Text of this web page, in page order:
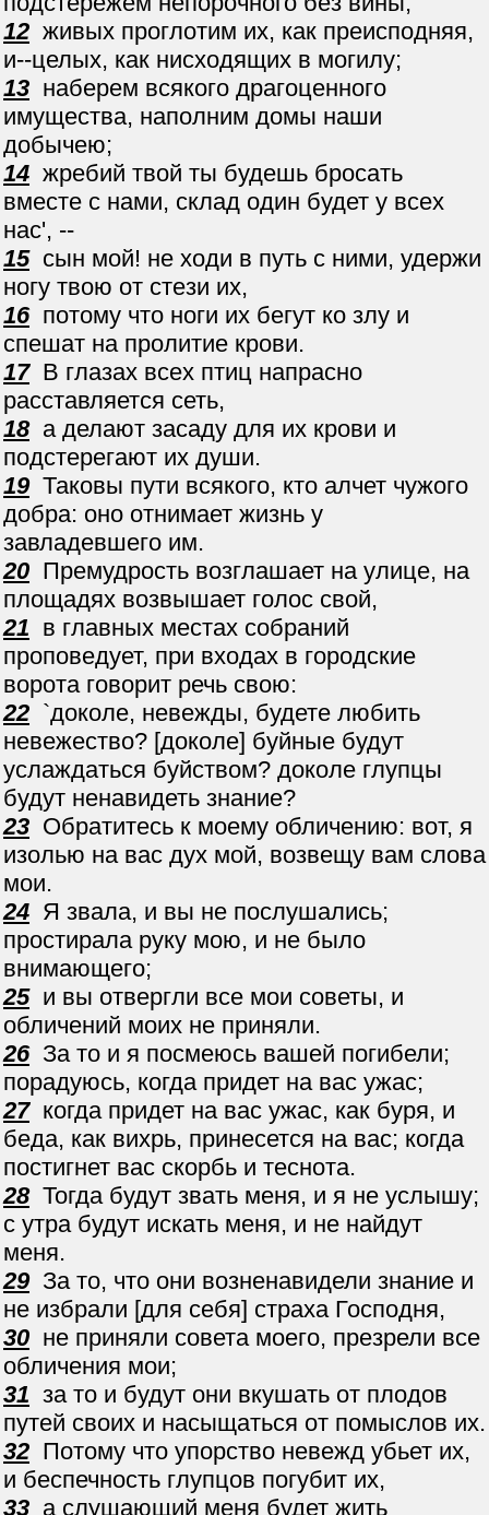
12 живых проглотим их, как преисподняя,
и--целых, как нисходящих в могилу;
13 наберем всякого драгоценного
имущества, наполним домы наши
добычею;
14 жребий твой ты будешь бросать
вместе с нами, склад один будет у всех
нас', --
15сын мой! не ходи в путь с ними, удержи
ногу твою от стези их,
16потому что ноги их бегут ко злу и
спешат на пролитие крови.
17В глазах всех птиц напрасно
расставляется сеть,
18а делают засаду для их крови и
подстерегают их души.
19Таковы пути всякого, кто алчет чужого
добра: оно отнимает жизнь у
завладевшего им.
20 Премудрость возглашает на улице, на
площадях возвышает голос свой,
21 в главных местах собраний
проповедует, при входах в городские
ворота говорит речь свою:
22 `доколе, невежды, будете любить
невежество? [доколе] буйные будут
услаждаться буйством? доколе глупцы
будут ненавидеть знание?
23 Обратитесь к моему обличению: вот, я
изолью на вас дух мой, возвещу вам слова
мои.
24 Я звала, и вы не послушались;
простирала руку мою, и не было
внимающего;
25и вы отвергли все мои советы, и
обличений моих не приняли.
26За то и я посмеюсь вашей погибели;
порадуюсь, когда придет на вас ужас;
27когда придет на вас ужас, как буря, и
беда, как вихрь, принесется на вас; когда
постигнет вас скорбь и теснота.
28Тогда будут звать меня, и я не услышу;
с утра будут искать меня, и не найдут
меня.
29За то, что они возненавидели знание и
не избрали [для себя] страха Господня,
30 не приняли совета моего, презрели все
обличения мои;
31 за то и будут они вкушать от плодов
путей своих и насыщаться от помыслов их.
32 Потому что упорство невежд убьет их,
и беспечность глупцов погубит их,
33 а слушающий меня будет жить